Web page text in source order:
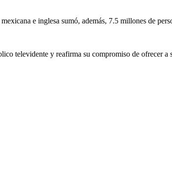
e inglesa sumó, además, 7.5 millones de
televidente y reafirma su compromiso de ofrecer